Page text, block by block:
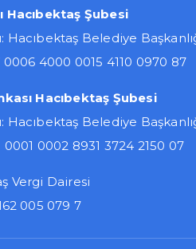
Hacıbektaş Şubesi
Hacıbektaş Belediye
0006 4000 0015 4110 0970 87
Hacıbektaş Şubesi
Hacıbektaş Belediye
0001 0002 8931 3724 2150 07
Vergi Dairesi
005 079 7